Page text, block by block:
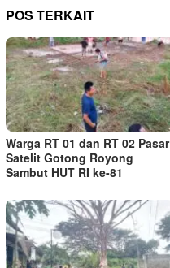
POS TERKAIT
Warga RT 01 dan RT 02 Pasar
Satelit Gotong Royong
Sambut HUT RI ke-81